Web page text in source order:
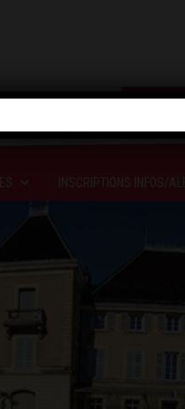
INSCRIPTIONS INFOS/